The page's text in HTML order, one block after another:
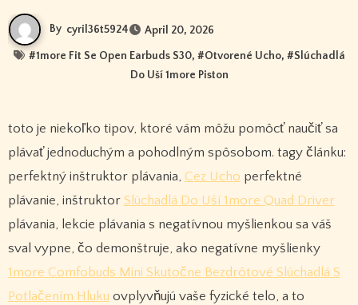
By cyril36t5924 April 20, 2026
#1more Fit Se Open Earbuds S30, #Otvorené Ucho, #Slúchadlá
Do Uší 1more Piston
toto je niekoľko tipov, ktoré vám môžu pomôcť naučiť sa
plávať jednoduchým a pohodlným spôsobom. tagy článku:
perfektný inštruktor plávania, Cez Ucho perfektné
plávanie, inštruktor Slúchadlá Do Uší 1more Quad Driver
plávania, lekcie plávania s negatívnou myšlienkou sa váš
sval vypne, čo demonštruje, ako negatívne myšlienky
1more Comfobuds Mini Skutočne Bezdrôtové Slúchadlá S
Potlačením Hluku ovplyvňujú vaše fyzické telo, a to